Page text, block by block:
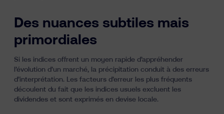
Des nuances subtiles mais
primordiales
Si les indices offrent un moyen rapide d’appréhender
l’évolution d’un marché, la précipitation conduit à des erreurs
d’interprétation. Les facteurs d’erreur les plus fréquents
découlent du fait que les indices usuels excluent les
dividendes et sont exprimés en devise locale.